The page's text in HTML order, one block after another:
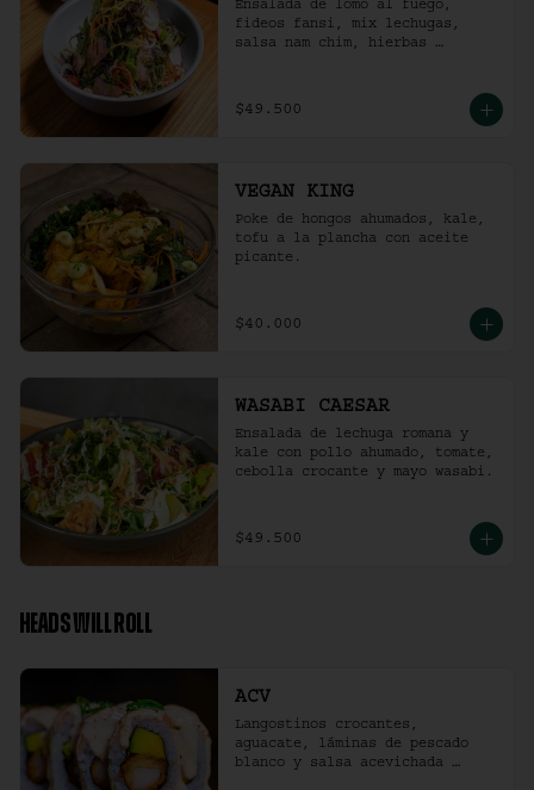
Ensalada de lomo al fuego,
fideos fansi, mix lechugas,
salsa nam chim, hierbas
tostado.
$49.500
VEGAN KING
Poke de hongos ahumados, kale,
tofu a la plancha con aceite
picante.
$40.000
WASABI CAESAR
Ensalada de lechuga romana y
kale con pollo ahumado, tomate,
cebolla crocante y mayo wasabi.
$49.500
HEADS WILL ROLL
ACV
Langostinos crocantes,
aguacate, láminas de pescado
blanco y salsa acevichada